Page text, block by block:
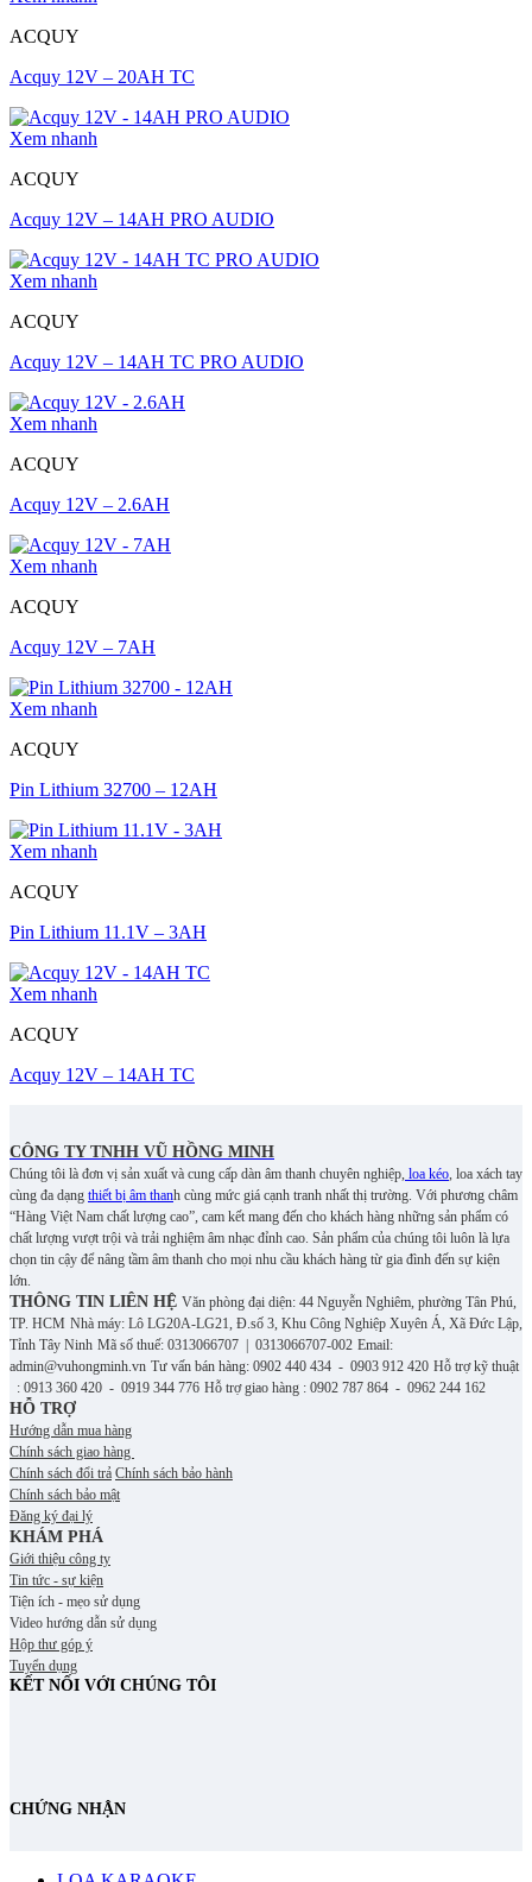
ACQUY
Acquy 12V – 20AH TC
Xem nhanh
ACQUY
Acquy 12V – 14AH PRO AUDIO
Xem nhanh
ACQUY
Acquy 12V – 14AH TC PRO AUDIO
Xem nhanh
ACQUY
Acquy 12V – 2.6AH
Xem nhanh
ACQUY
Acquy 12V – 7AH
Xem nhanh
ACQUY
Pin Lithium 32700 – 12AH
Xem nhanh
ACQUY
Pin Lithium 11.1V – 3AH
Xem nhanh
ACQUY
Acquy 12V – 14AH TC
CÔNG TY TNHH VŨ HỒNG MINH
Chúng tôi là đơn vị sản xuất và cung cấp dàn âm thanh chuyên nghiệp, loa kéo, loa xách tay
cùng đa dạng thiết bị âm thanh cùng mức giá cạnh tranh nhất thị trường. Với phương châm
“Hàng Việt Nam chất lượng cao”, cam kết mang đến cho khách hàng những sản phẩm có
chất lượng vượt trội và trải nghiệm âm nhạc đỉnh cao. Sản phẩm của chúng tôi luôn là lựa
chọn tin cậy để nâng tầm âm thanh cho mọi nhu cầu khách hàng từ gia đình đến sự kiện
lớn.
THÔNG TIN LIÊN HỆ Văn phòng đại diện: 44 Nguyễn Nghiêm, phường Tân Phú,
TP. HCM Nhà máy: Lô LG20A-LG21, Đ.số 3, Khu Công Nghiệp Xuyên Á, Xã Đức Lập,
Tỉnh Tây Ninh Mã số thuế: 0313066707 | 0313066707-002 Email:
admin@vuhongminh.vn Tư vấn bán hàng: 0902 440 434 - 0903 912 420 Hỗ trợ kỹ thuật
: 0913 360 420 - 0919 344 776 Hỗ trợ giao hàng : 0902 787 864 - 0962 244 162
HỖ TRỢ
Hướng dẫn mua hàng
Chính sách giao hàng
Chính sách đổi trả Chính sách bảo hành
Chính sách bảo mật
Đăng ký đại lý
KHÁM PHÁ
Giới thiệu công ty
Tin tức - sự kiện
Tiện ích - mẹo sử dụng
Video hướng dẫn sử dụng
Hộp thư góp ý
Tuyển dụng
KẾT NỐI VỚI CHÚNG TÔI
CHỨNG NHẬN